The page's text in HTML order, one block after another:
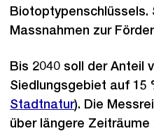
Biotoptypenschlüssels.
Massnahmen zur
Bis 2040 soll der Anteil
Siedlungsgebiet auf 15
Stadtnatur). Die
über längere